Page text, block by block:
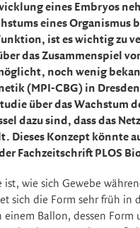
eines Embryos
eines
ist es wichtig zu
das Zusammenspiel
noch wenig
(MPI-CBG) in
über das Wachstum
dazu sind, dass das
Dieses Konzept könnte
Fachzeitschrift PLOS
ist, wie sich Gewebe
sich die Form sehr früh
Ballon, dessen